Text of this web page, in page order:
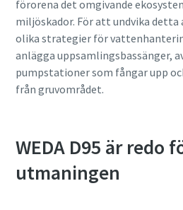
förorena det omgivande
miljöskador. För att undvika detta
olika strategier för
anlägga uppsamlingsbassänger,
pumpstationer som fångar upp
från gruvområdet.
WEDA D95 är redo
utmaningen